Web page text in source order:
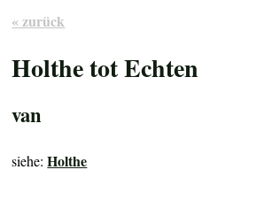
« zurück
Holthe tot Echten
van
siehe:Holthe